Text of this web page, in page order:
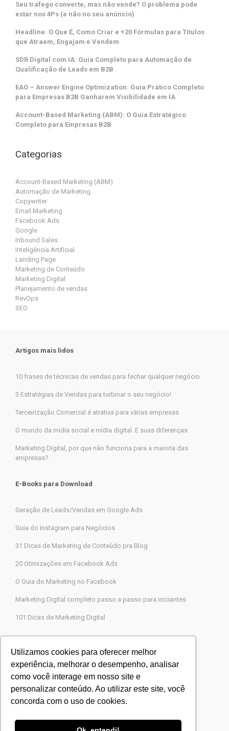
Utilizamos cookies para oferecer melhor
experiência, melhorar o desempenho, analisar
como você interage em nosso site e
personalizar conteúdo. Ao utilizar este site, você
concorda com o uso de cookies.
Seu tráfego converte, mas não vende? O problema pode
estar nos 4Ps (e não no seu anúncio)
Headline: O Que É, Como Criar e +20 Fórmulas para Títulos
que Atraem, Engajam e Vendem
SDR Digital com IA: Guia Completo para Automação de
Qualificação de Leads em B2B
EAO – Answer Engine Optimization: Guia Prático Completo
para Empresas B2B Ganharem Visibilidade em IA
Account-Based Marketing (ABM): O Guia Estratégico
Completo para Empresas B2B
Categorias
Account-Based Marketing (ABM)
Automação de Marketing
Copywriter
Email Marketing
Facebook Ads
Google
Inbound Sales
Inteligência Artificial
Landing Page
Marketing de Conteúdo
Marketing Digital
Planejamento de vendas
RevOps
SEO
Artigos mais lidos
10 frases de técnicas de vendas para fechar qualquer negócio
3 Estratégias de Vendas para turbinar o seu negócio!
Terceirização Comercial é atrativa para várias empresas
O mundo da mídia social e mídia digital. E suas diferenças
Marketing Digital, por que não funciona para a maioria das
empresas?
E-Books para Download
Geração de Leads/Vendas em Google Ads
Guia do Instagram para Negócios
31 Dicas de Marketing de Conteúdo pra Blog
20 Otimizações em Facebook Ads
O Guia do Marketing no Facebook
Marketing Digital completo passo a passo para iniciantes
101 Dicas de Marketing Digital
Agência Legions Marketing Digital
Rua Gaspar Moreira, 22, Butantã, São Paulo-SP
CEP 05505-000